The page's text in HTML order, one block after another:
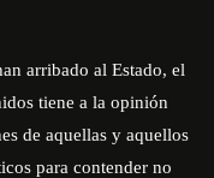
arribado al Estado, el
tiene a la opinión
de aquellas y aquellos
para contender no